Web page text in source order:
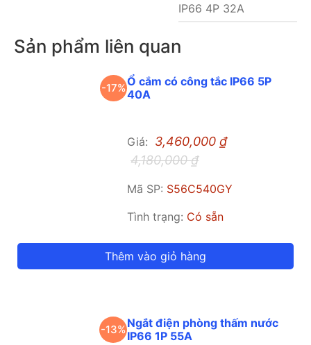
IP66 4P 32A
Sản phẩm liên quan
-17%Ổ cắm có công tắc IP66 5P
40A
Giá: 3,460,000₫
4,180,000₫
Mã SP: S56C540GY
Tình trạng: Có sẵn
Thêm vào giỏ hàng
-13%Ngắt điện phòng thấm nước
IP66 1P 55A